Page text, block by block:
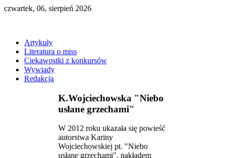
czwartek, 06, sierpień 2026
Artykuły
Literatura o miss
Ciekawostki z konkursów
Wywiady
Redakcja
K.Wojciechowska "Niebo
usłane grzechami"
W 2012 roku ukazała się powieść
autorstwa Kariny
Wojciechowskiej pt. "Niebo
usłane grzechami", nakładem